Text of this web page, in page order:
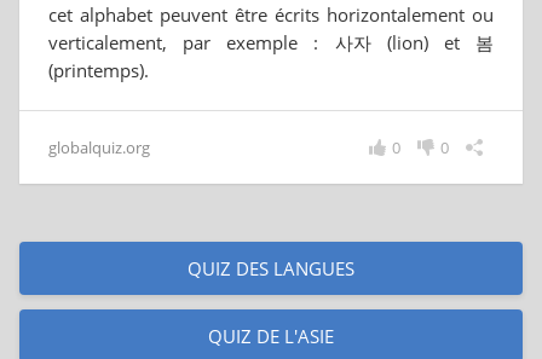
cet alphabet peuvent être écrits horizontalement ou
verticalement, par exemple : 사자 (lion) et 봄
(printemps).
globalquiz.org 0
0
QUIZ DES LANGUES
QUIZ DE L'ASIE